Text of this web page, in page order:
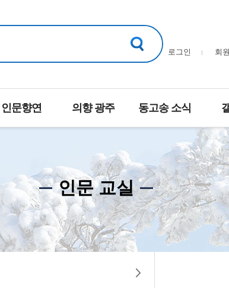
로그인 회
인문향연 의향 광주 동고송 소식
인문 교실